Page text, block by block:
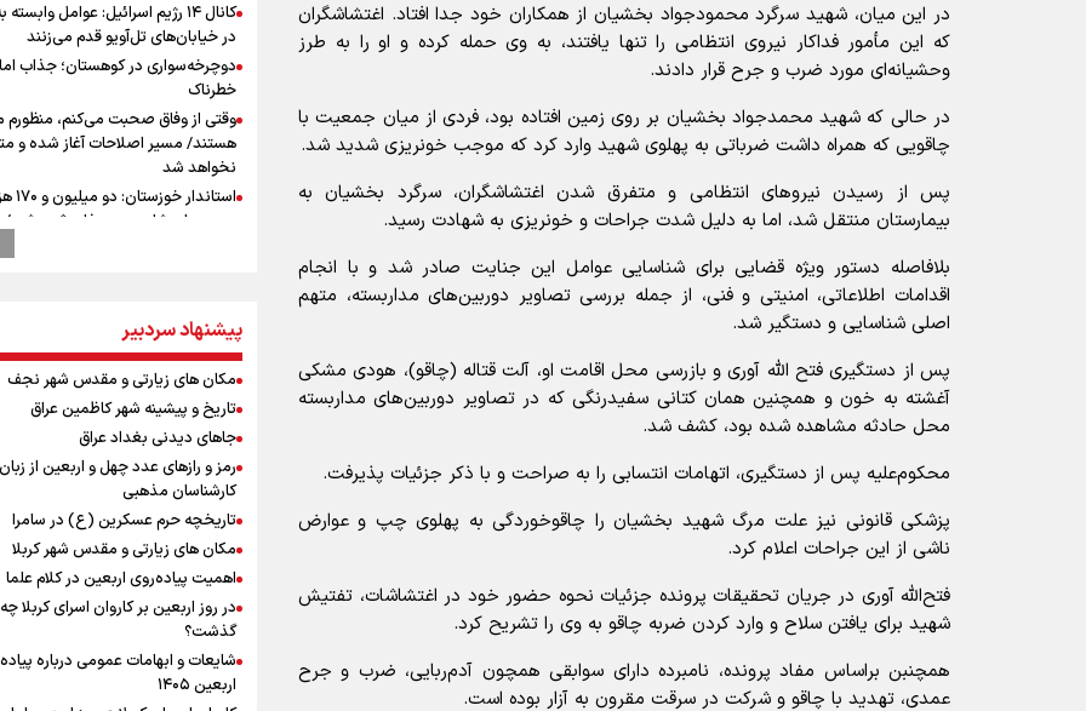
در این میان، شهید سرگرد محمودجواد بخشیان از همکاران خود جدا افتاد. اغتشاشگران
که این مأمور فداکار نیروی انتظامی را تنها یافتند، به وی حمله کرده و او را به طرز
وحشیانه‌ای مورد ضرب و جرح قرار دادند.
در حالی که شهید محمدجواد بخشیان بر روی زمین افتاده بود، فردی از میان جمعیت با
چاقویی که همراه داشت ضرباتی به پهلوی شهید وارد کرد که موجب خونریزی شدید شد.
پس از رسیدن نیرو‌های انتظامی و متفرق شدن اغتشاشگران، سرگرد بخشیان به
بیمارستان منتقل شد، اما به دلیل شدت جراحات و خونریزی به شهادت رسید.
بلافاصله دستور ویژه قضایی برای شناسایی عوامل این جنایت صادر شد و با انجام
اقدامات اطلاعاتی، امنیتی و فنی، از جمله بررسی تصاویر دوربین‌های مداربسته، متهم
اصلی شناسایی و دستگیر شد.
پس از دستگیری فتح ‎الله آوری و بازرسی محل اقامت او، آلت قتاله (چاقو)، هودی مشکی
آغشته به خون و همچنین همان کتانی سفیدرنگی که در تصاویر دوربین‌های مداربسته
محل حادثه مشاهده شده بود، کشف شد.
محکوم‌علیه پس از دستگیری، اتهامات انتسابی را به صراحت و با ذکر جزئیات پذیرفت.
پزشکی قانونی نیز علت مرگ شهید بخشیان را چاقوخوردگی به پهلوی چپ و عوارض
ناشی از این جراحات اعلام کرد.
فتح‌الله آوری در جریان تحقیقات پرونده جزئیات نحوه حضور خود در اغتشاشات، تفتیش
شهید برای یافتن سلاح و وارد کردن ضربه چاقو به وی را تشریح کرد.
همچنبن براساس مفاد پرونده، نامبرده دارای سوابقی همچون آدم‌ربایی، ضرب و جرح
عمدی، تهدید با چاقو و شرکت در سرقت مقرون به آزار بوده است.
کانال ۱۴ رژیم اسرائیل: عوامل
در خیابان‌های تل‌آویو قدم می‌زنند
دوچرخه‌سواری در کوهستان؛ جذاب
خطرناک
وقتی از وفاق صحبت می‌کنم، منظورم
هستند/ مسیر اصلاحات آغاز شده و
نخواهد شد
در مرزهای شلمچه و چذابه ثبت شد /
هزار موکب در
ایران و آذربایجان/ بازدید وزیر ورزش
مجموعه ملی تیراندازی و جودو
تمرین تئاتر واگن ۱۵۰
رهبر شهید انقلاب: ادّعاهای دروغین
آمریکایی‌ها باید افشا شود
یحیی سریع: در عملیاتی گسترده
نظامی وابسته به عربستان را هدف قرار
کانادا دو مظنون تیراندازی در نزدیکی
کنسولگری آمریکا را بازداشت کرد
نصیری: امیدوارم با خوشرنگ‌ترین
ایران برگردیم/ حضور شهاب حسینی در
تیم انگیزه می‌دهد/ امیدوارم پرسپولیس
فصل موفقی داشته باشد
مرداد ۱۴۰۵ /اونس جهانی رکورد زد، بازار
پیشنهاد سردبیر
مکان های زیارتی و مقدس شهر نجف
تاریخ و پیشینه شهر کاظمین عراق
جاهای دیدنی بغداد عراق
رمز و رازهای عدد چهل و اربعین از زبان
کارشناسان مذهبی
تاریخچه حرم عسکرین (ع) در سامرا
مکان های زیارتی و مقدس شهر کربلا
اهمیت پیاده‌روی اربعین در کلام علما
در روز اربعین بر کاروان اسرای کربلا چه
گذشت؟
شایعات و ابهامات عمومی درباره
اربعین ۱۴۰۵